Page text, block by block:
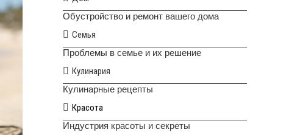
Обустройство и ремонт вашего дома
Семья
Проблемы в семье и их решение
Кулинария
Кулинарные рецепты
Красота
Индустрия красоты и секреты